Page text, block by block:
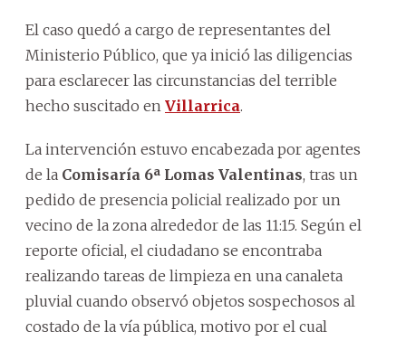
El caso quedó a cargo de representantes del
Ministerio Público, que ya inició las diligencias
para esclarecer las circunstancias del terrible
hecho suscitado en Villarrica.
La intervención estuvo encabezada por agentes
de la Comisaría 6ª Lomas Valentinas, tras un
pedido de presencia policial realizado por un
vecino de la zona alrededor de las 11:15. Según el
reporte oficial, el ciudadano se encontraba
realizando tareas de limpieza en una canaleta
pluvial cuando observó objetos sospechosos al
costado de la vía pública, motivo por el cual